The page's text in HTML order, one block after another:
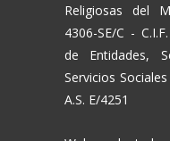
Religiosas del
4306-SE/C -
de Entidades,
Servicios
A.S. E/4251